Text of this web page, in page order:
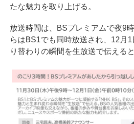
たな魅力を取り上げる。
放送時間は、BSプレミアムで夜9
らはBS1でも同時放送され、12月
り替わりの瞬間を生放送で伝えると